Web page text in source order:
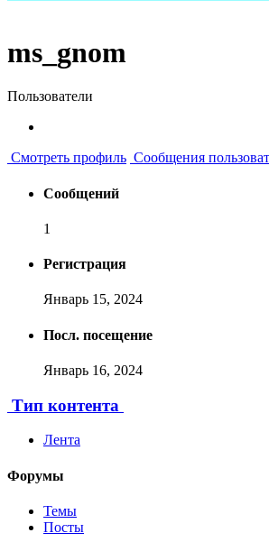
ms_gnom
Пользователи
Смотреть профиль Сообщения
Сообщений
1
Регистрация
Январь 15, 2024
Посл. посещение
Январь 16, 2024
Тип контента
Лента
Форумы
Темы
Посты